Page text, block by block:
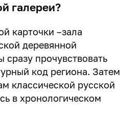
галереи?
карточки –зала
деревянной
сразу прочувствовать
код региона. Затем
классической русской
в хронологическом